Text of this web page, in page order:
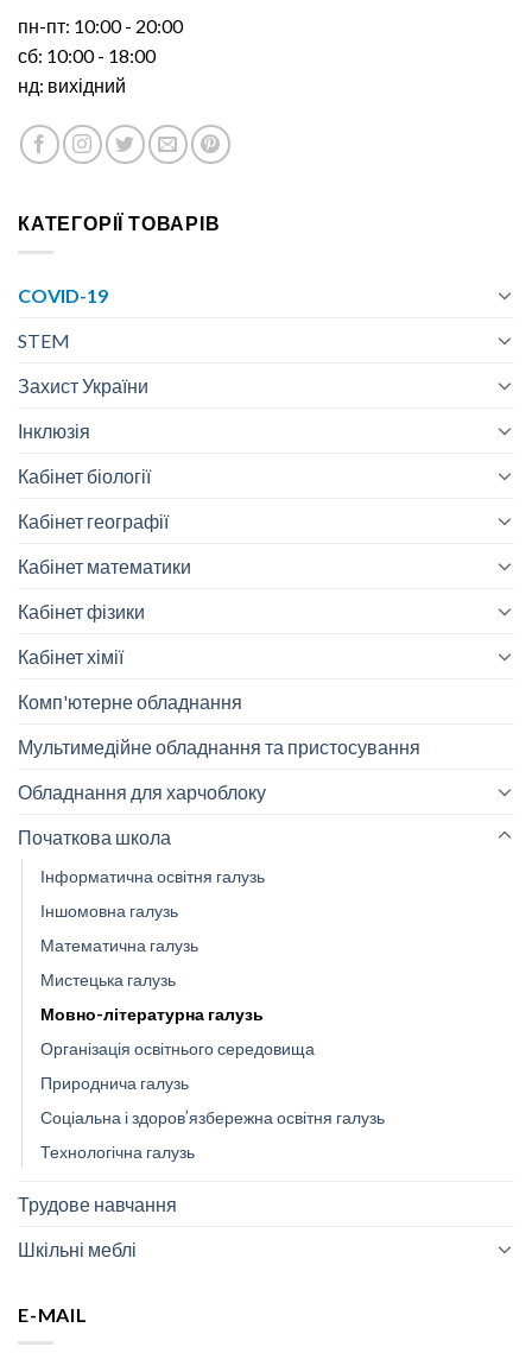
пн-пт: 10:00 - 20:00
сб: 10:00 - 18:00
нд: вихідний
КАТЕГОРІЇ ТОВАРІВ
COVID-19
STEM
Захист України
Інклюзія
Кабінет біології
Кабінет географії
Кабінет математики
Кабінет фізики
Кабінет хімії
Комп'ютерне обладнання
Мультимедійне обладнання та пристосування
Обладнання для харчоблоку
Початкова школа
Інформатична освітня галузь
Іншомовна галузь
Математична галузь
Мистецька галузь
Мовно-літературна галузь
Організація освітнього середовища
Природнича галузь
Соціальна і здоров’язбережна освітня галузь
Технологічна галузь
Трудове навчання
Шкільні меблі
E-MAIL